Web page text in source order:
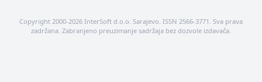
Copyright 2000-2026 InterSoft d.o.o. Sarajevo. ISSN 2566-3771. Sva prava
zadržana. Zabranjeno preuzimanje sadržaja bez dozvole izdavača.